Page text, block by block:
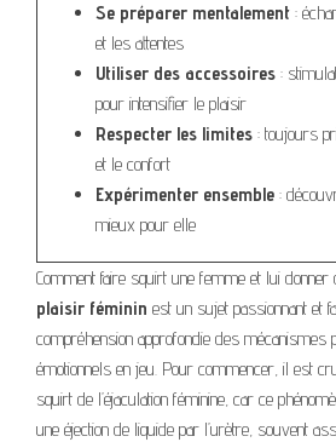
Se préparer mentalement :
et les attentes
Utiliser des accessoires :
pour intensifier le plaisir
Respecter les limites : toujours
et le confort
Expérimenter ensemble :
mieux pour elle
Comment faire squirt une femme et lui
plaisir féminin est un sujet passionnant et
compréhension approfondie des mécanismes
émotionnels en jeu. Pour commencer, il est
squirt de l’éjaculation féminine, car ce
une éjection de liquide par l’urètre, souvent